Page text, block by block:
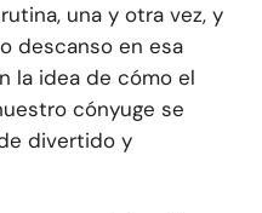
una y otra vez, y
descanso en esa
la idea de cómo el
cónyuge se
divertido y